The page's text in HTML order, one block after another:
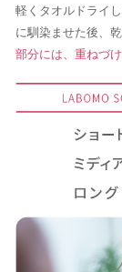
軽くタオルドライ
に馴染ませた後、
部分には、重ねづけ